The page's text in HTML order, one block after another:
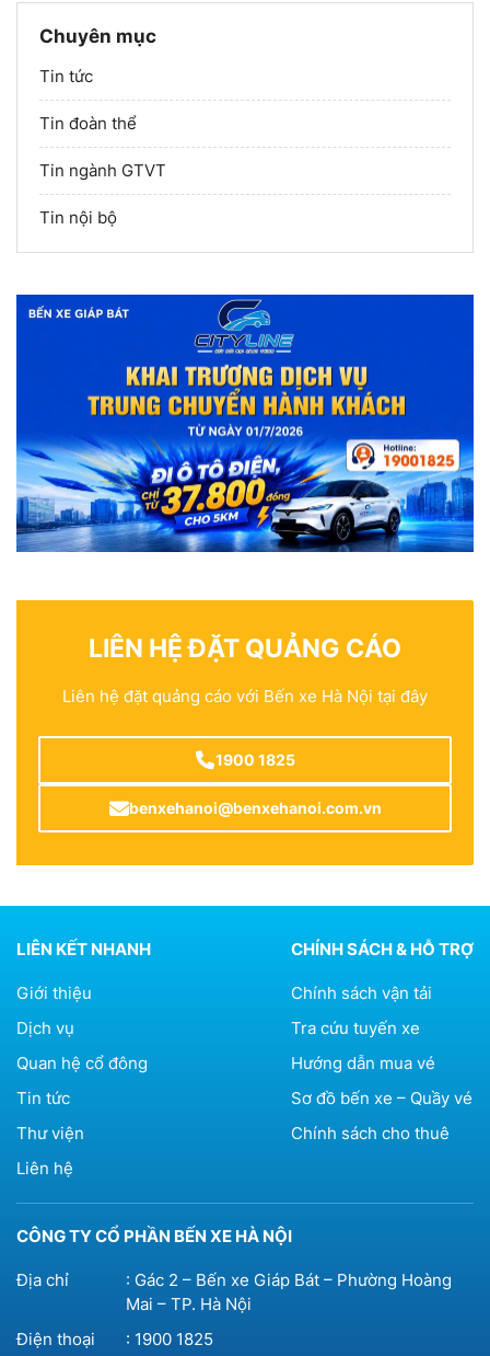
Chuyên mục
Tin tức
Tin đoàn thể
Tin ngành GTVT
Tin nội bộ
LIÊN HỆ ĐẶT QUẢNG CÁO
Liên hệ đặt quảng cáo với Bến xe Hà Nội tại đây
1900 1825
benxehanoi@benxehanoi.com.vn
CÔNG TY CỔ PHẦN BẾN XE HÀ NỘI
Địa chỉ
: Gác 2 – Bến xe Giáp Bát – Phường Hoàng
Mai – TP. Hà Nội
Điện thoại
: 1900 1825
LIÊN KẾT NHANH
Giới thiệu
Dịch vụ
Quan hệ cổ đông
Tin tức
Thư viện
Liên hệ
CHÍNH SÁCH & HỖ TRỢ
Chính sách vận tải
Tra cứu tuyến xe
Hướng dẫn mua vé
Sơ đồ bến xe – Quầy vé
Chính sách cho thuê